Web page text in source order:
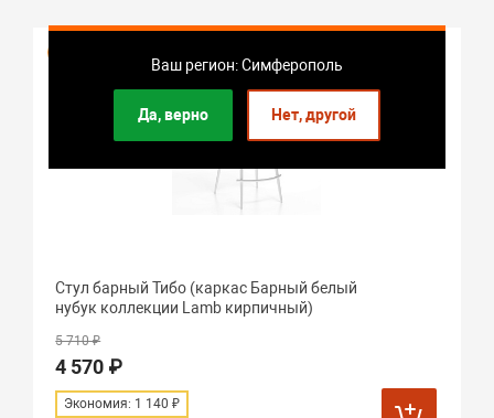
Ваш регион: Симферополь
Да, верно Нет, другой
Стул барный Тибо (каркас Барный белый
нубук коллекции Lamb кирпичный)
5 710 ₽
4 570 ₽
Экономия: 1 140 ₽